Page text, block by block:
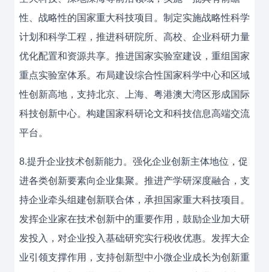
性、战略性的国家重大科技项目。制定实施战略性科学
计划和科学工程，推进科研院所、高校、企业科研力量
优化配置和资源共享。推进国家实验室建设，重组国家
重点实验室体系。布局建设综合性国家科学中心和区域
性创新高地，支持北京、上海、粤港澳大湾区形成国际
科技创新中心。构建国家科研论文和科技信息高端交流
平台。
8.提升企业技术创新能力。强化企业创新主体地位，促
进各类创新要素向企业集聚。推进产学研深度融合，支
持企业牵头组建创新联合体，承担国家重大科技项目。
发挥企业家在技术创新中的重要作用，鼓励企业加大研
发投入，对企业投入基础研究实行税收优惠。发挥大企
业引领支撑作用，支持创新型中小微企业成长为创新重